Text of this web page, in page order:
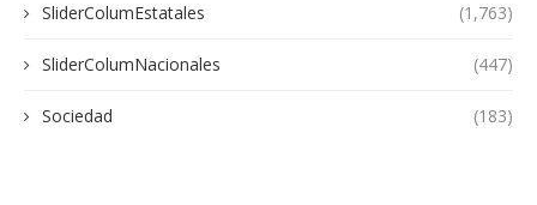
SliderColumEstatales (1,763)
SliderColumNacionales (447)
Sociedad (183)